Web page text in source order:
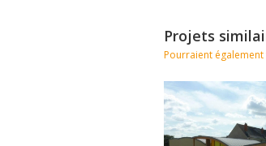
Projets
Pourraient